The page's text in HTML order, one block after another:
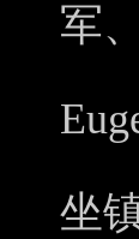
军
坐